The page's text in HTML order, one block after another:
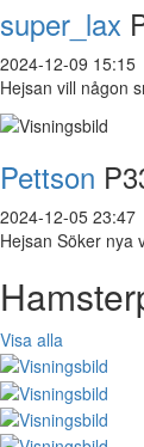
super_lax
2024-12-09 15:15
Hejsan vill någon
Pettson
2024-12-05 23:47
Hejsan Söker nya
Visa alla